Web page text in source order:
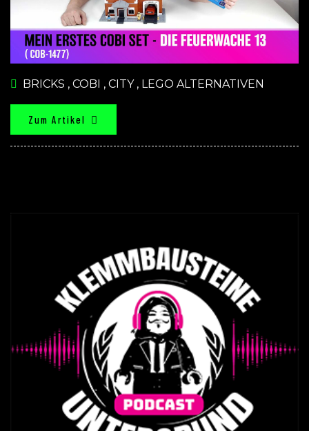
BRICKS , COBI , CITY, LEGO ALTERNATIVEN
Zum Artikel